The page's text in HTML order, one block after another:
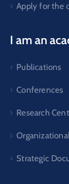
Apply for the
I am an
Publications
Conferences
Research
Strategic